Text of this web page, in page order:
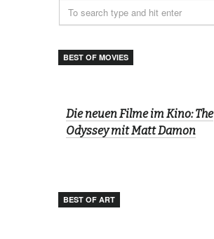
BEST OF MOVIES
Die neuen Filme im Kino: The
Odyssey mit Matt Damon
BEST OF ART